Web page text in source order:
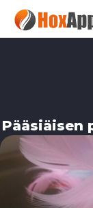
Pääsiäisen